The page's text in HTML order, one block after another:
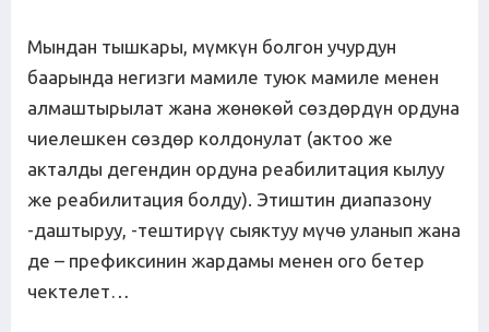
Мындан тышкары, мүмкүн болгон учурдун
баарында негизги мамиле туюк мамиле менен
алмаштырылат жана жөнөкөй сөздөрдүн ордуна
чиелешкен сөздөр колдонулат (актоо же
акталды дегендин ордуна реабилитация кылуу
же реабилитация болду). Этиштин диапазону
-даштыруу, -тештирүү сыяктуу мүчө уланып жана
де – префиксинин жардамы менен ого бетер
чектелет…